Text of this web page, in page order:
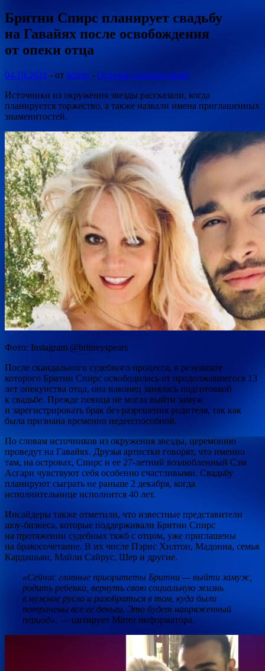
Бритни Спирс планирует свадьбу
на Гавайях после освобождения
от опеки отца
04.10.2021 - от admin - Оставьте комментарий
Источники из окружения звезды рассказали, когда
планируется торжество, а также назвали имена приглашенных
знаменитостей.
Фото: Instagram @britneyspears
После скандального судебного процесса, в результате
которого Бритни Спирс освободилась от продолжавшегося 13
лет опекунства отца, она наконец занялась подготовкой
к свадьбе. Прежде певица не могла выйти замуж
и зарегистрировать брак без разрешения родителя, так как
была признана временно недееспособной.
По словам источников из окружения звезды, церемонию
проведут на Гавайях. Друзья артистки говорят, что именно
там, на островах, Спирс и ее 27-летний возлюбленный Сэм
Асгари чувствуют себя особенно счастливыми. Свадьбу
планируют сыграть не раньше 2 декабря, когда
исполнительнице исполнится 40 лет.
Инсайдеры также отметили, что известные представители
шоу-бизнеса, которые поддерживали Бритни Спирс
на протяжении судебных тяжб с отцом, уже приглашены
на бракосочетание. В их числе Пэрис Хилтон, Мадонна, семья
Кардашьян, Майли Сайрус, Шер и другие.
«Сейчас главные приоритеты Бритни — выйти замуж,
родить ребенка, вернуть свою социальную жизнь
в нужное русло и разобраться в том, куда были
потрачены все ее деньги. Это будет напряженный
период», — цитирует Mirror информатора.